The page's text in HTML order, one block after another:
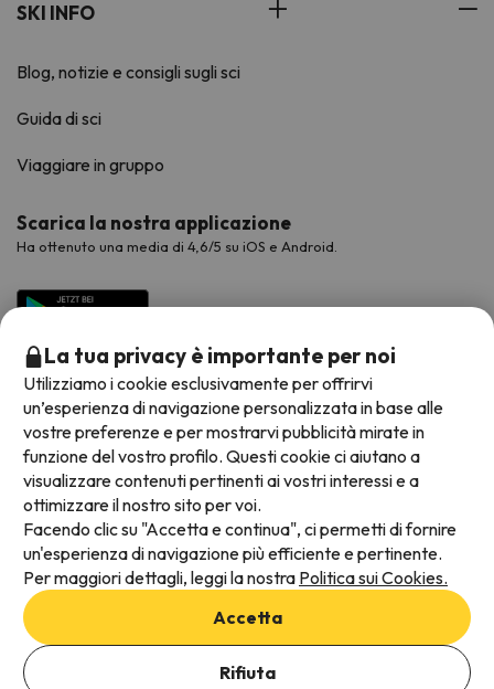
Aggiungi date per verificare la disponibilità
SKI INFO
Blog, notizie e consigli sugli sci
Guida di sci
Viaggiare in gruppo
Scarica la nostra applicazione
Ha ottenuto una media di 4,6/5 su iOS e Android.
Metodi di pagamento disponibili
Termini e condizioni generali
Protezione dei dati
Informativa sui cookie
La tua privacy è importante per noi
Utilizziamo i cookie esclusivamente per offrirvi
un’esperienza di navigazione personalizzata in base alle
vostre preferenze e per mostrarvi pubblicità mirate in
funzione del vostro profilo. Questi cookie ci aiutano a
visualizzare contenuti pertinenti ai vostri interessi e a
ottimizzare il nostro sito per voi.
Facendo clic su "Accetta e continua", ci permetti di fornire
un'esperienza di navigazione più efficiente e pertinente.
Per maggiori dettagli, leggi la nostra Politica sui Cookies.
Accetta
Rifiuta